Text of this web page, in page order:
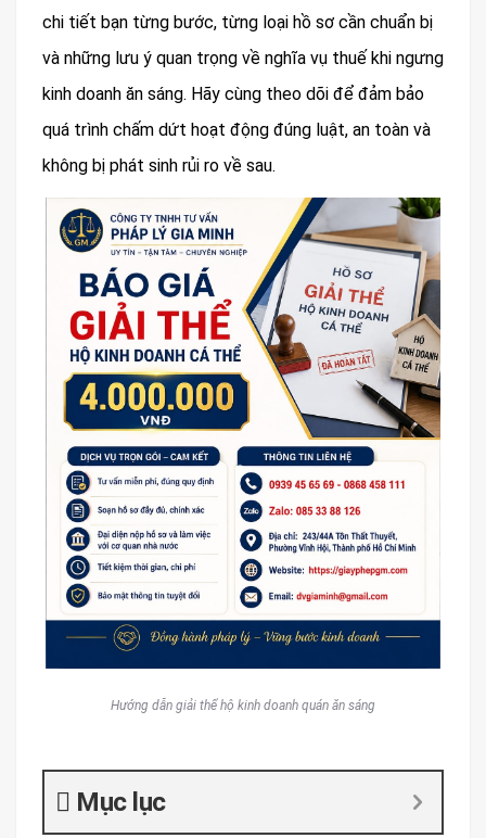
chi tiết bạn từng bước, từng loại hồ sơ cần chuẩn bị
và những lưu ý quan trọng về nghĩa vụ thuế khi ngưng
kinh doanh ăn sáng. Hãy cùng theo dõi để đảm bảo
quá trình chấm dứt hoạt động đúng luật, an toàn và
không bị phát sinh rủi ro về sau.
Hướng dẫn giải thể hộ kinh doanh quán ăn sáng
Mục lục